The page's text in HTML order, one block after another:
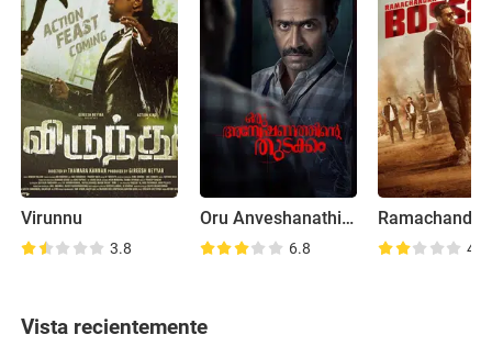
Virunnu
3.8
Oru Anveshanathinte Thudakkam
6.8 4.6
Vista recientemente